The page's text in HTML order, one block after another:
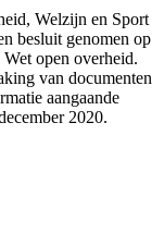
Welzijn en Sport
besluit genomen op
open overheid.
van documenten
aangaande
2020.